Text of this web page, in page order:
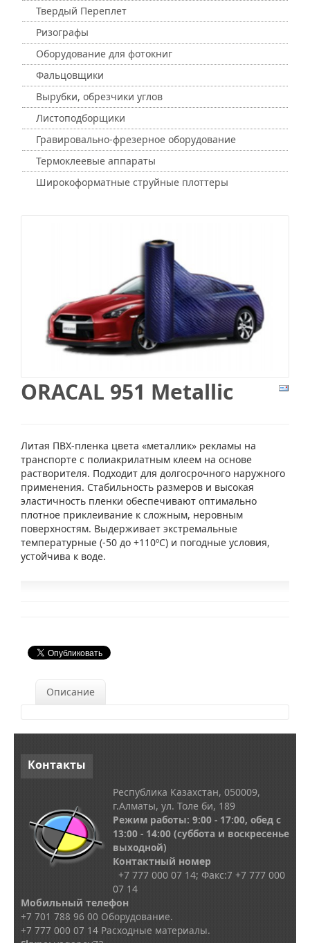
Твердый Переплет
Ризографы
Оборудование для фотокниг
Фальцовщики
Вырубки, обрезчики углов
Листоподборщики
Гравировально-фрезерное оборудование
Термоклеевые аппараты
Широкоформатные струйные плоттеры
ORACAL 951 Metallic
Литая ПВХ-пленка цвета «металлик» рекламы на
транспорте с полиакрилатным клеем на основе
растворителя. Подходит для долгосрочного наружного
применения. Стабильность размеров и высокая
эластичность пленки обеспечивают оптимально
плотное приклеивание к сложным, неровным
поверхностям. Выдерживает экстремальные
температурные (-50 до +110ºС) и погодные условия,
устойчива к воде.
Описание
Контакты
Республика Казахстан, 050009,
г.Алматы, ул. Толе би, 189
Режим работы: 9:00 - 17:00, обед с
13:00 - 14:00 (суббота и воскресенье
выходной)
Контактный номер
+7 777 000 07 14; Факс:7 +7 777 000
07 14
Мобильный телефон
+7 701 788 96 00 Оборудование.
+7 777 000 07 14 Расходные материалы.